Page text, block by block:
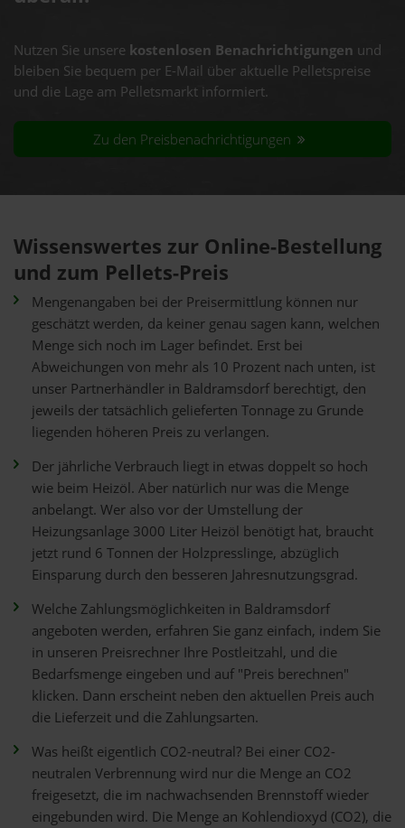
Nutzen Sie unsere kostenlosen Benachrichtigungen und
bleiben Sie bequem per E-Mail über aktuelle Pelletspreise
und die Lage am Pelletsmarkt informiert.
Zu den Preisbenachrichtigungen
Wissenswertes zur Online-Bestellung
und zum Pellets-Preis
Mengenangaben bei der Preisermittlung können nur
geschätzt werden, da keiner genau sagen kann, welchen
Menge sich noch im Lager befindet. Erst bei
Abweichungen von mehr als 10 Prozent nach unten, ist
unser Partnerhändler in Baldramsdorf berechtigt, den
jeweils der tatsächlich gelieferten Tonnage zu Grunde
liegenden höheren Preis zu verlangen.
Der jährliche Verbrauch liegt in etwas doppelt so hoch
wie beim Heizöl. Aber natürlich nur was die Menge
anbelangt. Wer also vor der Umstellung der
Heizungsanlage 3000 Liter Heizöl benötigt hat, braucht
jetzt rund 6 Tonnen der Holzpresslinge, abzüglich
Einsparung durch den besseren Jahresnutzungsgrad.
Welche Zahlungsmöglichkeiten in Baldramsdorf
angeboten werden, erfahren Sie ganz einfach, indem Sie
in unseren Preisrechner Ihre Postleitzahl, und die
Bedarfsmenge eingeben und auf "Preis berechnen"
klicken. Dann erscheint neben den aktuellen Preis auch
die Lieferzeit und die Zahlungsarten.
Was heißt eigentlich CO2-neutral? Bei einer CO2-
neutralen Verbrennung wird nur die Menge an CO2
freigesetzt, die im nachwachsenden Brennstoff wieder
eingebunden wird. Die Menge an Kohlendioxyd (CO2), die